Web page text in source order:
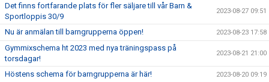
Det finns fortfarande plats för fler säljare till vår Barn &
Sportloppis 30/9
2023-08-27 09:51
Nu är anmälan till barngrupperna öppen! 2023-08-23 17:58
Gymmixschema ht 2023 med nya träningspass på
torsdagar!
2023-08-21 21:00
Höstens schema för barngrupperna är här! 2023-08-20 09:19